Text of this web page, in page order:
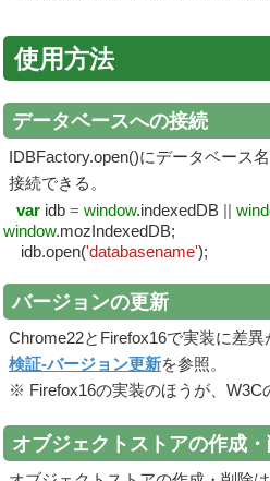
使用方法
データベースへの接続
IDBFactory.open()にデータベース
接続できる。
var idb = window.indexedDB ||
window.mozIndexedDB;
idb.open('databasename');
バージョンの更新
Chrome22とFirefox16で実装に差
検証-バージョン更新を参照。
※ Firefox16の実装のほうが、W3C
オブジェクトストアの作成